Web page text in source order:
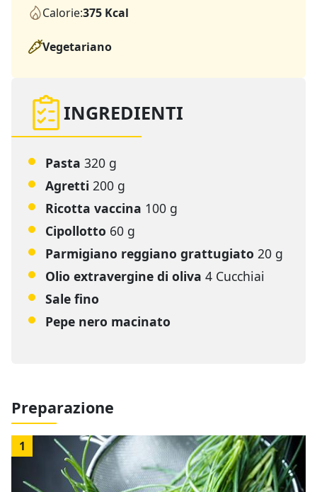
Calorie:375 Kcal
Vegetariano
INGREDIENTI
Pasta 320 g
Agretti 200 g
Ricotta vaccina 100 g
Cipollotto 60 g
Parmigiano reggiano grattugiato 20 g
Olio extravergine di oliva 4 Cucchiai
Sale fino
Pepe nero macinato
Preparazione
1